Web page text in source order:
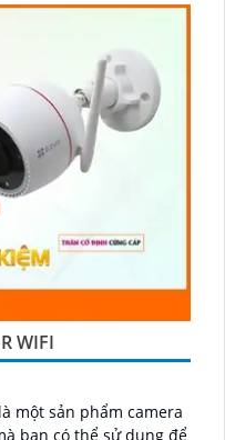
WIFI
một sản phẩm camera
bạn có thể sử dụng để